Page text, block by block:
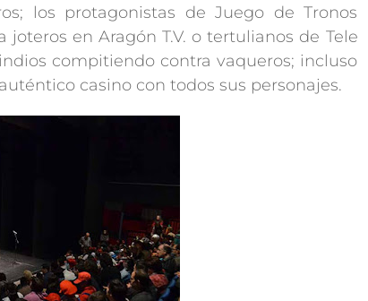
los protagonistas de Juego de Tronos
en Aragón T.V. o tertulianos de Tele
compitiendo contra vaqueros; incluso
casino con todos sus personajes.